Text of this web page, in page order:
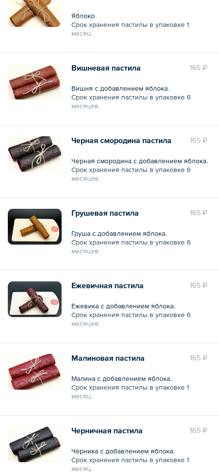
Яблоко
Срок хранения пастилы в упаковке 1
месяц.
Общий вес – 30 г
165 ₽
Вишневая пастила
Вишня с добавлением яблока.
Срок хранения пастилы в упаковке 6
месяцев.
Общий вес – 30 г
165 ₽
Черная смородина пастила
Черная смородина с добавлением яблока.
Срок хранения пастилы в упаковке 6
месяцев.
Общий вес – 30 г
165 ₽
Грушевая пастила
Груша с добавлением яблока.
Срок хранения пастилы в упаковке 6
месяцев.
Общий вес – 30 г
165 ₽
Ежевичная пастила
Ежевика с добавлением яблока.
Срок хранения пастилы в упаковке 6
месяцев.
Общий вес – 30 г
165 ₽
Малиновая пастила
Малина с добавлением яблока.
Срок хранения пастилы в упаковке 1
месяц.
Общий вес – 30 г
165 ₽
Черничная пастила
Черника с добавлением яблока.
Срок хранения пастилы в упаковке 1
месяц.